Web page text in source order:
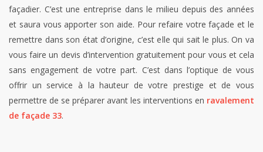
façadier. C’est une entreprise dans le milieu depuis des années
et saura vous apporter son aide. Pour refaire votre façade et le
remettre dans son état d’origine, c’est elle qui sait le plus. On va
vous faire un devis d’intervention gratuitement pour vous et cela
sans engagement de votre part. C’est dans l’optique de vous
offrir un service à la hauteur de votre prestige et de vous
permettre de se préparer avant les interventions en ravalement
de façade 33.